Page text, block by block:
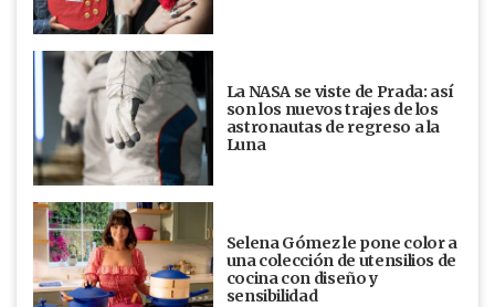
La NASA se viste de Prada: así
son los nuevos trajes de los
astronautas de regreso a la
Luna
Selena Gómez le pone color a
una colección de utensilios de
cocina con diseño y
sensibilidad